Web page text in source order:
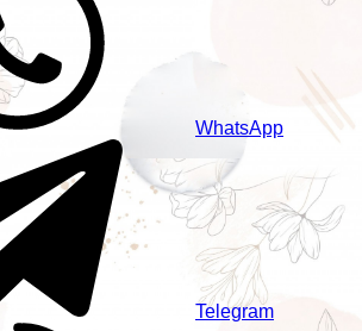
WhatsApp
Telegram